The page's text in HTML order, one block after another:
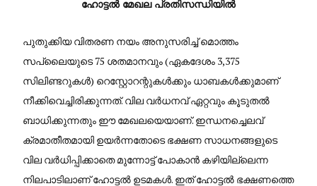
ഹോട്ടൽ മേഖല പ്രതിസന്ധിയിൽ
പുതുക്കിയ വിതരണ നയം അനുസരിച്ച് മൊത്തം
സപ്ലൈയുടെ 75 ശതമാനവും (ഏകദേശം 3,375
സിലിണ്ടറുകൾ) റെസ്റ്റോറന്റുകൾക്കും ധാബകൾക്കുമാണ്
നീക്കിവെച്ചിരിക്കുന്നത്. വില വർധനവ് ഏറ്റവും കൂടുതൽ
ബാധിക്കുന്നതും ഈ മേഖലയെയാണ്. ഇന്ധനച്ചെലവ്
ക്രമാതീതമായി ഉയർന്നതോടെ ഭക്ഷണ സാധനങ്ങളുടെ
വില വർധിപ്പിക്കാതെ മുന്നോട്ട് പോകാൻ കഴിയില്ലെന്ന
നിലപാടിലാണ് ഹോട്ടൽ ഉടമകൾ. ഇത് ഹോട്ടൽ ഭക്ഷണത്തെ